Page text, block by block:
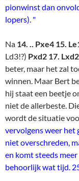
pionwinst dan
lopers). "
Na 14. .. Pxe4 15.
Ld3!?) Pxd2 17. Lxd2
beter, maar het zal
winnen. Maar Bert
hij staat een beetje
niet de allerbeste.
wordt de situatie
vervolgens weer het
niet overschreden,
en komt steeds
behoorlijk wat tijd.